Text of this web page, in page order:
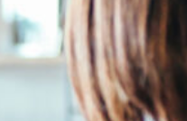
楽しくママライフ
体重を測るべき？増え
落ち込まなくていい